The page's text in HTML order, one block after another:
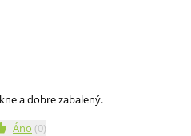
a dobre zabalený.
Áno (0)